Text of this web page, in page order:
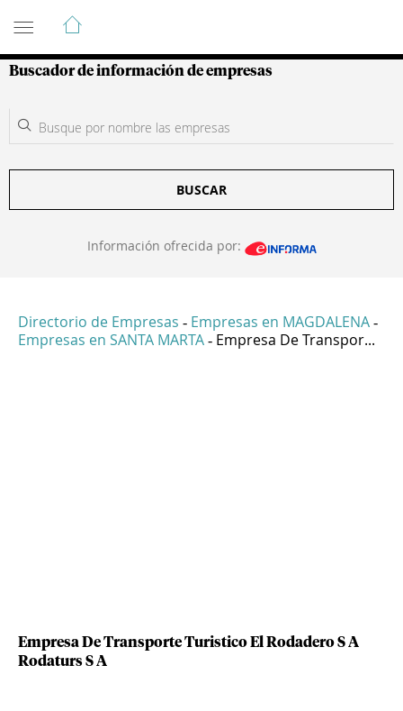
Guía de Empresas Colombianas
Buscador de información de empresas
BUSCAR
Información ofrecida por:
Directorio de Empresas - Empresas en MAGDALENA -
Empresas en SANTA MARTA - Empresa De Transpor...
Empresa De Transporte Turistico El Rodadero S A
Rodaturs S A